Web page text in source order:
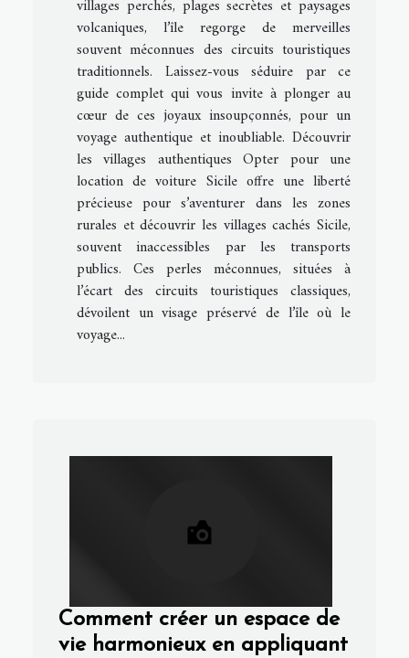
villages perchés, plages secrètes et paysages
volcaniques, l’île regorge de merveilles
souvent méconnues des circuits touristiques
traditionnels. Laissez-vous séduire par ce
guide complet qui vous invite à plonger au
cœur de ces joyaux insoupçonnés, pour un
voyage authentique et inoubliable. Découvrir
les villages authentiques Opter pour une
location de voiture Sicile offre une liberté
précieuse pour s’aventurer dans les zones
rurales et découvrir les villages cachés Sicile,
souvent inaccessibles par les transports
publics. Ces perles méconnues, situées à
l’écart des circuits touristiques classiques,
dévoilent un visage préservé de l’île où le
voyage...
Comment créer un espace de
vie harmonieux en appliquant